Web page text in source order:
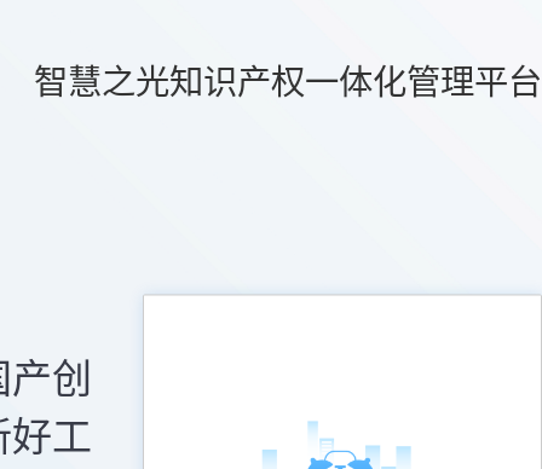
智慧之光知识产权一体化管理平台
创
好工